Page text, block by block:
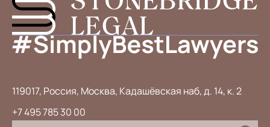
119017, Россия, Москва, Кадашёвская наб, д. 14, к. 2
+7 495 785 30 00